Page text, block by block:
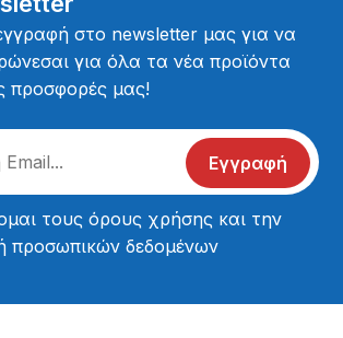
στο newsletter μας για να
για όλα τα νέα προϊόντα
προσφορές μας!
Εγγραφή
τουςόρους χρήσης και την
προσωπικών δεδομένων